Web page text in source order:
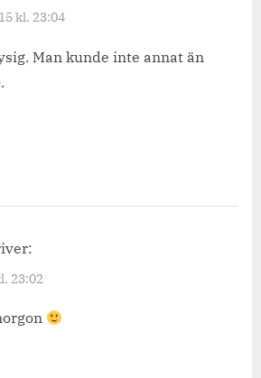
kl. 23:04
Man kunde inte annat än
23:02